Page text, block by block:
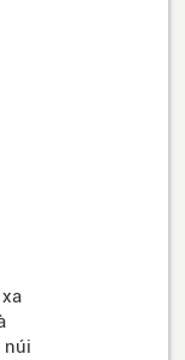
núi